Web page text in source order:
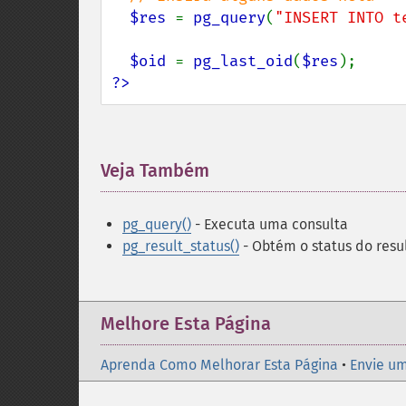
$res = pg_query( "INSERT INTO
$oid = pg_last_oid($res
?>
Veja Também
pg_query() - Executa uma consulta
pg_result_status() - Obtém o status do
Melhore Esta Página
Aprenda Como Melhorar Esta Página • Envie